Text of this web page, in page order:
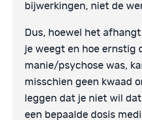
bijwerkingen, niet de
Dus, hoewel het afhangt
je weegt en hoe ernstig
manie/psychose was,
misschien geen kwaad
leggen dat je niet wil
een bepaalde dosis